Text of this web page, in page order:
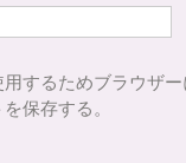
するためブラウザ
保存する。